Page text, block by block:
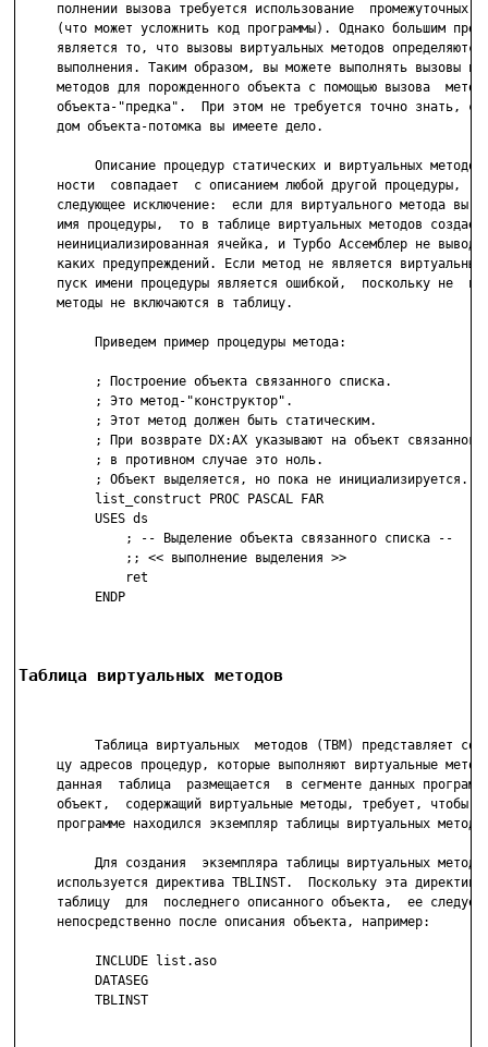
полнении вызова требуется использование  промежуточных
(что может усложнить код программы). Однако большим
является то, что вызовы виртуальных методов определяются
выполнения. Таким образом, вы можете выполнять вызовы
методов для порожденного объекта с помощью вызова
объекта-"предка".  При этом не требуется точно знать, с
     дом объекта-потомка вы имеете дело.
Описание процедур статических и виртуальных методов
ности  совпадает  с описанием любой другой процедуры,
следующее исключение:  если для виртуального метода вы
имя процедуры,  то в таблице виртуальных методов
неинициализированная ячейка, и Турбо Ассемблер не
каких предупреждений. Если метод не является
пуск имени процедуры является ошибкой,  поскольку не
     методы не включаются в таблицу.
          Приведем пример процедуры метода:
          ; Построение объекта связанного списка.
          ; Это метод-"конструктор".
          ; Этот метод должен быть статическим.
; При возврате DX:AX указывают на объект связанного
          ; в противном случае это ноль.
          ; Объект выделяется, но пока не инициализируется.
          list_construct PROC PASCAL FAR
          USES ds
              ; -- Выделение объекта связанного списка --
              ;; << выполнение выделения >>
              ret
          ENDP
Таблица виртуальных методов
Таблица виртуальных  методов (ТВМ) представляет
цу адресов процедур, которые выполняют виртуальные
данная  таблица  размещается  в сегменте данных
объект,  содержащий виртуальные методы, требует, чтобы
программе находился экземпляр таблицы виртуальных
Для создания  экземпляра таблицы виртуальных
используется директива TBLINST.  Поскольку эта директива
таблицу  для  последнего описанного объекта,  ее следует
     непосредственно после описания объекта, например:
          INCLUDE list.aso
          DATASEG
          TBLINST